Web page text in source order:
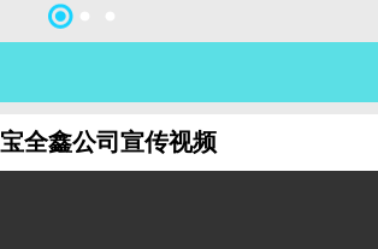
关于我们
联系我们
51La
宝全鑫公司宣传视频